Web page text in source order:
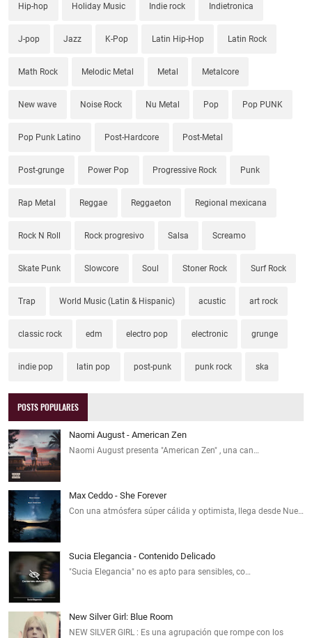
Hip-hop Holiday Music Indie rock Indietronica
J-pop Jazz K-Pop Latin Hip-Hop Latin Rock
Math Rock Melodic Metal Metal Metalcore
New wave Noise Rock Nu Metal Pop Pop PUNK
Pop Punk Latino Post-Hardcore Post-Metal
Post-grunge Power Pop Progressive Rock Punk
Rap Metal Reggae Reggaeton Regional mexicana
Rock N Roll Rock progresivo Salsa Screamo
Skate Punk Slowcore Soul Stoner Rock Surf Rock
Trap World Music (Latin & Hispanic) acustic art rock
classic rock edm electro pop electronic grunge
indie pop latin pop post-punk punk rock ska
POSTS POPULARES
Naomi August - American Zen
Naomi August presenta "American Zen" , una can…
Max Ceddo - She Forever
Con una atmósfera súper cálida y optimista, llega desde Nue…
Sucia Elegancia - Contenido Delicado
"Sucia Elegancia" no es apto para sensibles, co…
New Silver Girl: Blue Room
NEW SILVER GIRL : Es una agrupación que rompe con los